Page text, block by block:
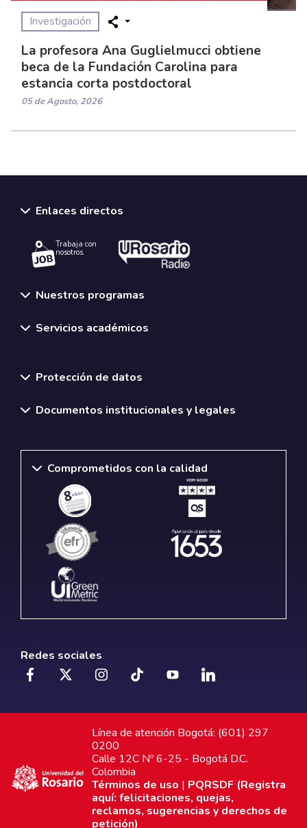
Investigación
La profesora Ana Guglielmucci obtiene
beca de la Fundación Carolina para
estancia corta postdoctoral
05 de Agosto, 2026
Enlaces directos
Trabaja con
nosotros.
Nuestros programas
Servicios académicos
Protección de datos
Documentos institucionales y legales
Comprometidos con la calidad
Redes sociales
Línea de atención Bogotá: (601) 297
0200
Calle 12C Nº 6-25 - Bogotá D.C.
Colombia
Términos de uso | PQRSDF (Registra
aquí: felicitaciones, quejas,
reclamos, sugerencias y derechos de
petición)